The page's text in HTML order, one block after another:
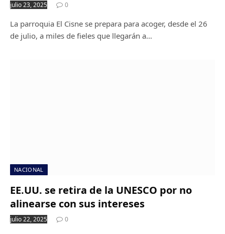
julio 23, 2025 0
La parroquia El Cisne se prepara para acoger, desde el 26
de julio, a miles de fieles que llegarán a…
NACIONAL
EE.UU. se retira de la UNESCO por no
alinearse con sus intereses
julio 22, 2025 0